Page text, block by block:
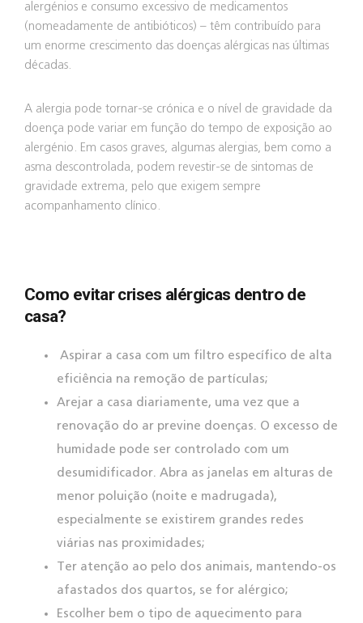
alergénios e consumo excessivo de medicamentos
(nomeadamente de antibióticos) – têm contribuído para
um enorme crescimento das doenças alérgicas nas últimas
décadas.
A alergia pode tornar-se crónica e o nível de gravidade da
doença pode variar em função do tempo de exposição ao
alergénio. Em casos graves, algumas alergias, bem como a
asma descontrolada, podem revestir-se de sintomas de
gravidade extrema, pelo que exigem sempre
acompanhamento clínico.
Como evitar crises alérgicas dentro de
casa?
Aspirar a casa com um filtro específico de alta
eficiência na remoção de partículas;
Arejar a casa diariamente, uma vez que a
renovação do ar previne doenças. O excesso de
humidade pode ser controlado com um
desumidificador. Abra as janelas em alturas de
menor poluição (noite e madrugada),
especialmente se existirem grandes redes
viárias nas proximidades;
Ter atenção ao pelo dos animais, mantendo-os
afastados dos quartos, se for alérgico;
Escolher bem o tipo de aquecimento para